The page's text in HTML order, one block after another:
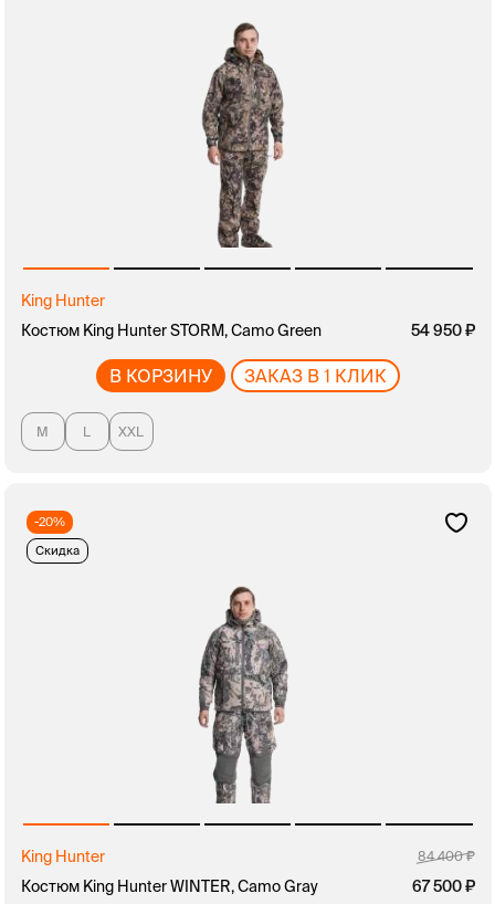
King Hunter
Костюм King Hunter STORM, Camo Green
54 950
В КОРЗИНУ ЗАКАЗ В 1 КЛИК
M L XXL
-20%
Скидка
King Hunter 84 400
Костюм King Hunter WINTER, Camo Gray 67 500